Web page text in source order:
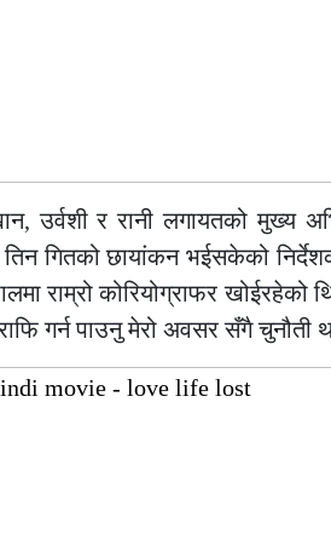
उर्वशी र रानी लगायतको मुख्य
गितको छायांकन भईसकेको
राम्रो कोरियोग्राफर खोईरहेको
गर्न पाउनु मेरो अवसर सँगै